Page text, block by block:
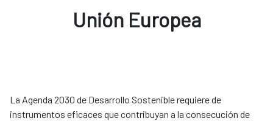
Unión Europea
La Agenda 2030 de Desarrollo Sostenible requiere de
instrumentos eficaces que contribuyan a la consecución de